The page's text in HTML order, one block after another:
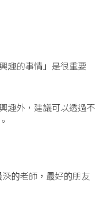
趣的事情」是很重要
趣外，建議可以透過不
的老師，最好的朋友